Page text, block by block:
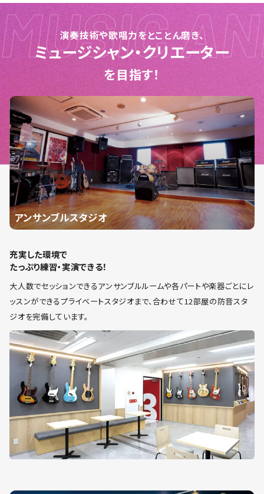
演奏技術や歌唱力をとことん磨き、
ミュージシャン・クリエーター
を目指す！
アンサンブルスタジオ
充実した環境で
たっぷり練習・実演できる！
大人数でセッションできるアンサンブルルームや各パートや楽器ごとにレ
ッスンができるプライベートスタジオまで、合わせて12部屋の防音スタ
ジオを完備しています。